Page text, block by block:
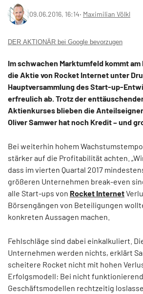
09.06.2016, 16:14‧ Maximilian Völkl
DER AKTIONÄR bei Google bevorzugen
Im schwachen Marktumfeld kommt am
die Aktie von Rocket Internet unter
Hauptversammlung des Start-up-
erfreulich ab. Trotz der
Aktienkurses blieben die
Oliver Samwer hat noch Kredit – und
Bei weiterhin hohem
stärker auf die Profitabilität achten.
dass im vierten Quartal 2017
größeren Unternehmen break-even
alle Start-ups von Rocket Internet
Börsengängen von Beteiligungen
konkreten Aussagen machen.
Fehlschläge sind dabei einkalkuliert.
Unternehmen werden nichts, erklärt
scheitere Rocket nicht mit hohen
Erfolgsmodell: Bei nicht
Geschäftsmodellen rechtzeitig